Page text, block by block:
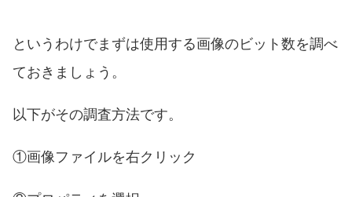
というわけでまずは使用する画像のビット数を調べ
ておきましょう。
以下がその調査方法です。
①画像ファイルを右クリック